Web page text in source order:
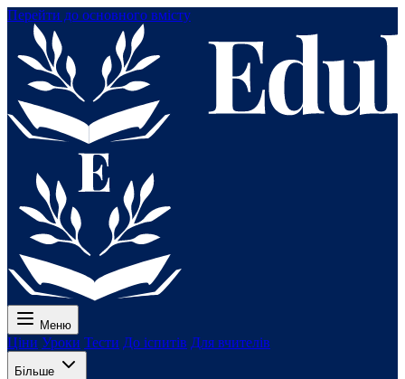
Перейти до основного вмісту
Меню
Ціни Уроки Тести До іспитів Для вчителів
Більше